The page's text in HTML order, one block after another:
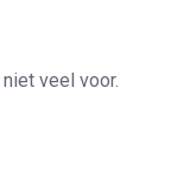
veel voor.